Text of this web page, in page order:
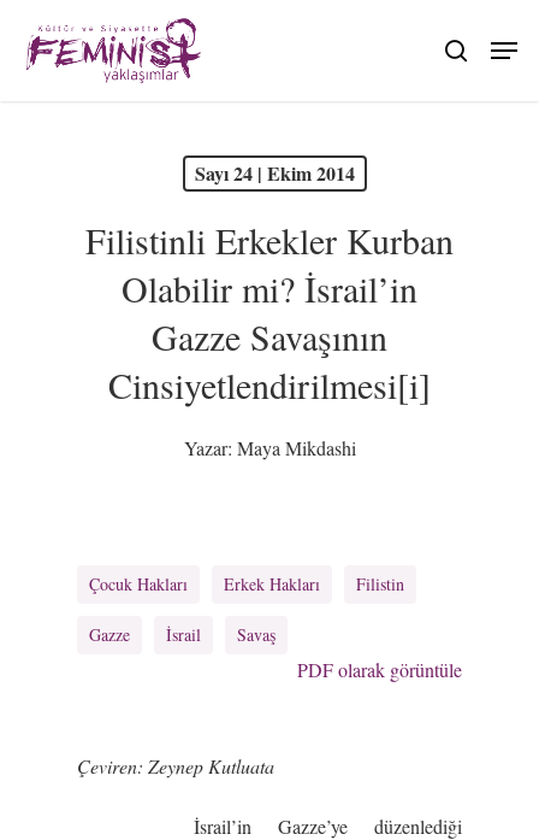
main
search
Sayı 24 | Ekim 2014
Filistinli Erkekler Kurban
Olabilir mi? İsrail’in
Gazze Savaşının
Cinsiyetlendirilmesi[i]
Yazar: Maya Mikdashi
Çocuk Hakları Erkek Hakları Filistin
Gazze İsrail Savaş
PDF olarak görüntüle
Çeviren: Zeynep Kutluata
İsrail’in Gazze’ye düzenlediği